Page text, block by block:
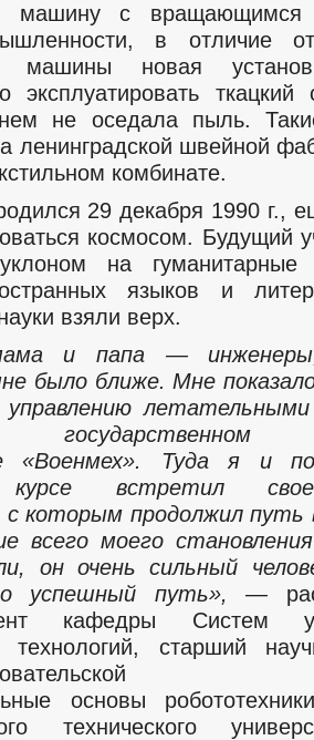
машину с вращающимся
в отличие от
машины новая
эксплуатировать
не оседала пыль.
ленинградской швейной
комбинате.
29 декабря 1990 г.,
космосом. Будущий
на гуманитарные
языков и
взяли верх.
и папа — инженеры,
было ближе. Мне
управлению
государственном
«Военмех». Туда я и
встретил
с которым продолжил путь
всего моего
он очень сильный
успешный путь», —
кафедры Систем
технологий, старший
основы
технического